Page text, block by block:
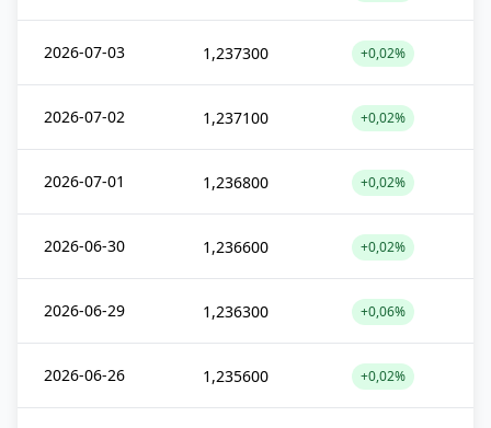
2026-07-03 1,237300 +0,02%
2026-07-02 1,237100 +0,02%
2026-07-01 1,236800 +0,02%
2026-06-30 1,236600 +0,02%
2026-06-29 1,236300 +0,06%
2026-06-26 1,235600 +0,02%